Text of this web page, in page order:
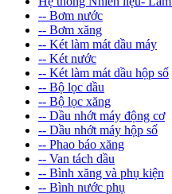
-- Bơm nước
-- Bơm xăng
-- Két làm mát dầu máy
-- Két nước
-- Két làm mát dầu hộp số
-- Bộ lọc dầu
-- Bộ lọc xăng
-- Dầu nhớt máy động cơ
-- Dầu nhớt máy hộp số
-- Phao báo xăng
-- Van tách dầu
-- Bình xăng và phụ kiện
-- Bình nước phụ